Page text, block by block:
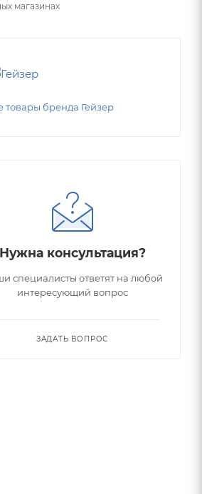
магазинах
товары бренда Гейзер
Нужна консультация?
специалисты ответят на любой
интересующий вопрос
ЗАДАТЬ ВОПРОС